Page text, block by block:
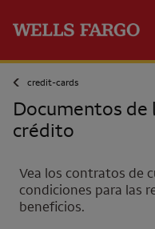
credit-cards
Documentos de
crédito
Vea los contratos de
condiciones para las
beneficios.